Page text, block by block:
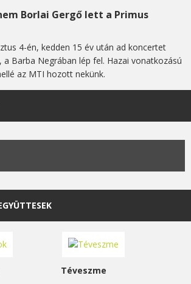
Borlai Gergő lett a Primus
4-én, kedden 15 év után ad koncertet
Barba Negrában lép fel. Hazai vonatkozású
az MTI hozott nekünk.
Téveszme